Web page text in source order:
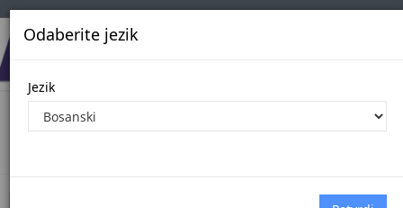
Odaberite jezik
Jezik
Važniji datumi